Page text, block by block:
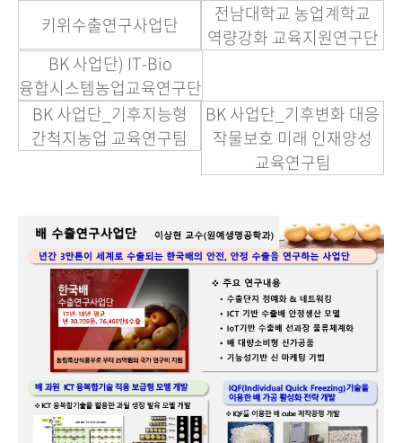
키위수출연구사업단
전남대학교 농업계학교
역량강화 교육지원연구단
BK 사업단) IT-Bio
융합시스템농업교육연구단
BK 사업단_기후지능형
간척지농업 교육연구팀
BK 사업단_기후변화 대응
작물보호 미래 인재양성
교육연구팀